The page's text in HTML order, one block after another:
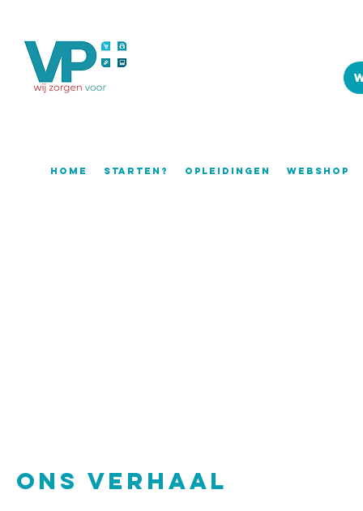
Home Starten? Opleidingen WEBSHOP
Ons verhaal